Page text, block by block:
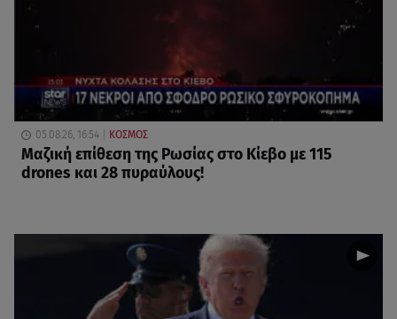
05.08.26, 16:54 ΚΟΣΜΟΣ
Μαζική επίθεση της Ρωσίας στο Κίεβο με 115
drones και 28 πυραύλους!